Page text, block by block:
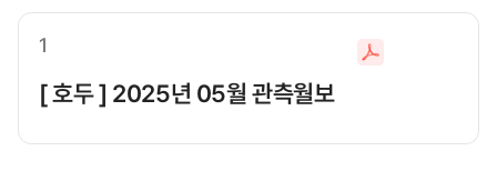
로
드
1
[ 호두 ] 2025년 05월 관측월보
파